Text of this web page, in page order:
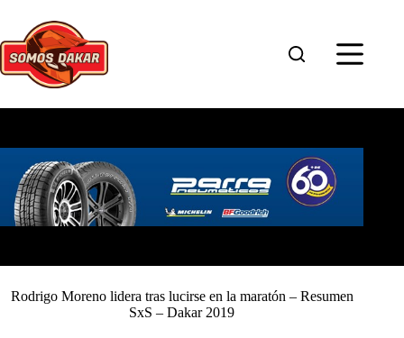
contenido
Rodrigo Moreno lidera tras lucirse en la maratón – Resumen
SxS – Dakar 2019